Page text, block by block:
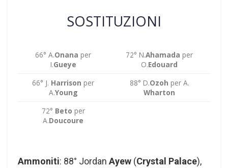
SOSTITUZIONI
66° A.Onana per
I.Gueye
72° N.Ahamada per
O.Edouard
66° J. Harrison per
A.Young
88° D.Ozoh per A.
Wharton
72° Beto per
A.Doucoure
Ammoniti: 88° Jordan Ayew (Crystal Palace),